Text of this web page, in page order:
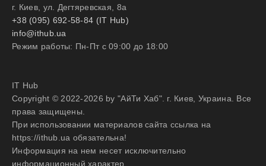
г. Киев, ул. Дегтяревская, 8а
+38 (095) 692-58-84 (IT Hub)
info@ithub.ua
Режим работы: Пн-Пт с 09:00 до 18:00
IT Hub
Copyright © 2022-2026 by "АйТи Хаб". г. Киев, Украина. Все
права защищены.
При использовании материалов сайта ссылка на
https://ithub.ua обязательна!
Информация на нем несет исключительно
информационный характер.